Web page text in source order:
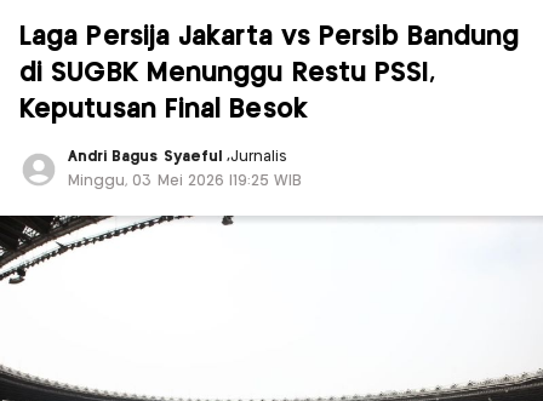
Laga Persija Jakarta vs Persib Bandung
di SUGBK Menunggu Restu PSSI,
Keputusan Final Besok
Andri Bagus Syaeful ,Jurnalis
Minggu, 03 Mei 2026 |19:25 WIB